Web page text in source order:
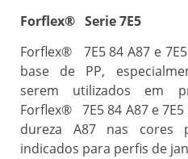
Forflex® Serie 7E5
Forflex® 7E5 84 A87 e
base de PP,
serem utilizados em
Forflex® 7E5 84 A87 e
dureza A87 nas
indicados para perfis de